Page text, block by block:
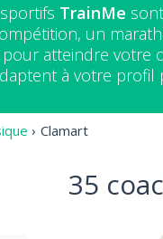
TrainMe
un
atteindre votre
à votre
› Clamart
35